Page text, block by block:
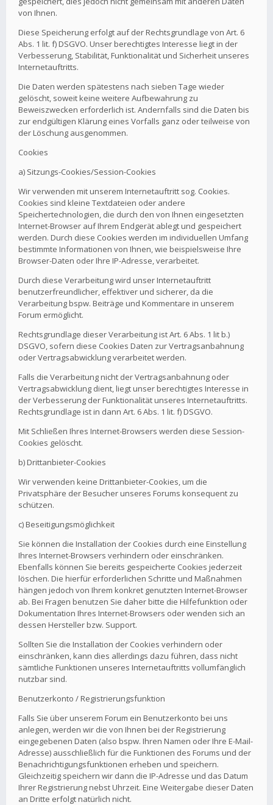
von Ihnen.
Diese Speicherung erfolgt auf der Rechtsgrundlage von Art. 6
Abs. 1 lit. f) DSGVO. Unser berechtigtes Interesse liegt in der
Verbesserung, Stabilität, Funktionalität und Sicherheit unseres
Internetauftritts.
Die Daten werden spätestens nach sieben Tage wieder
gelöscht, soweit keine weitere Aufbewahrung zu
Beweiszwecken erforderlich ist. Andernfalls sind die Daten bis
zur endgültigen Klärung eines Vorfalls ganz oder teilweise von
der Löschung ausgenommen.
Cookies
a) Sitzungs-Cookies/Session-Cookies
Wir verwenden mit unserem Internetauftritt sog. Cookies.
Cookies sind kleine Textdateien oder andere
Speichertechnologien, die durch den von Ihnen eingesetzten
Internet-Browser auf Ihrem Endgerät ablegt und gespeichert
werden. Durch diese Cookies werden im individuellen Umfang
bestimmte Informationen von Ihnen, wie beispielsweise Ihre
Browser-Daten oder Ihre IP-Adresse, verarbeitet.
Durch diese Verarbeitung wird unser Internetauftritt
benutzerfreundlicher, effektiver und sicherer, da die
Verarbeitung bspw. Beiträge und Kommentare in unserem
Forum ermöglicht.
Rechtsgrundlage dieser Verarbeitung ist Art. 6 Abs. 1 lit b.)
DSGVO, sofern diese Cookies Daten zur Vertragsanbahnung
oder Vertragsabwicklung verarbeitet werden.
Falls die Verarbeitung nicht der Vertragsanbahnung oder
Vertragsabwicklung dient, liegt unser berechtigtes Interesse in
der Verbesserung der Funktionalität unseres Internetauftritts.
Rechtsgrundlage ist in dann Art. 6 Abs. 1 lit. f) DSGVO.
Mit Schließen Ihres Internet-Browsers werden diese Session-
Cookies gelöscht.
b) Drittanbieter-Cookies
Wir verwenden keine Drittanbieter-Cookies, um die
Privatsphäre der Besucher unseres Forums konsequent zu
schützen.
c) Beseitigungsmöglichkeit
Sie können die Installation der Cookies durch eine Einstellung
Ihres Internet-Browsers verhindern oder einschränken.
Ebenfalls können Sie bereits gespeicherte Cookies jederzeit
löschen. Die hierfür erforderlichen Schritte und Maßnahmen
hängen jedoch von Ihrem konkret genutzten Internet-Browser
ab. Bei Fragen benutzen Sie daher bitte die Hilfefunktion oder
Dokumentation Ihres Internet-Browsers oder wenden sich an
dessen Hersteller bzw. Support.
Sollten Sie die Installation der Cookies verhindern oder
einschränken, kann dies allerdings dazu führen, dass nicht
sämtliche Funktionen unseres Internetauftritts vollumfänglich
nutzbar sind.
Benutzerkonto / Registrierungsfunktion
Falls Sie über unserem Forum ein Benutzerkonto bei uns
anlegen, werden wir die von Ihnen bei der Registrierung
eingegebenen Daten (also bspw. Ihren Namen oder Ihre E-Mail-
Adresse) ausschließlich für die Funktionen des Forums und der
Benachrichtigungsfunktionen erheben und speichern.
Gleichzeitig speichern wir dann die IP-Adresse und das Datum
Ihrer Registrierung nebst Uhrzeit. Eine Weitergabe dieser Daten
an Dritte erfolgt natürlich nicht.